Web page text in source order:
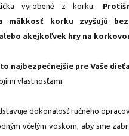
vyrobené z korku.
mäkkosť korku zvyšujú
akejkoľvek hry na
najbezpečnejšie pre Vaše
vlastnosťami.
dokonalosť ručného
včelým voskom, aby sme